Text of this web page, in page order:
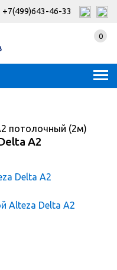
+7(499)643-46-33
0
потолочный (2м)
А2